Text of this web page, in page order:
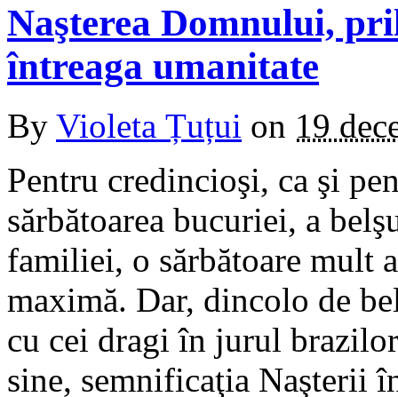
Naşterea Domnului,
întreaga umanitate
By Violeta Țuțui on 19
Pentru credincioşi, ca şi
sărbătoarea bucuriei, a
familiei, o sărbătoare mult
maximă. Dar, dincolo de
cu cei dragi în jurul
sine, semnificaţia Naşterii